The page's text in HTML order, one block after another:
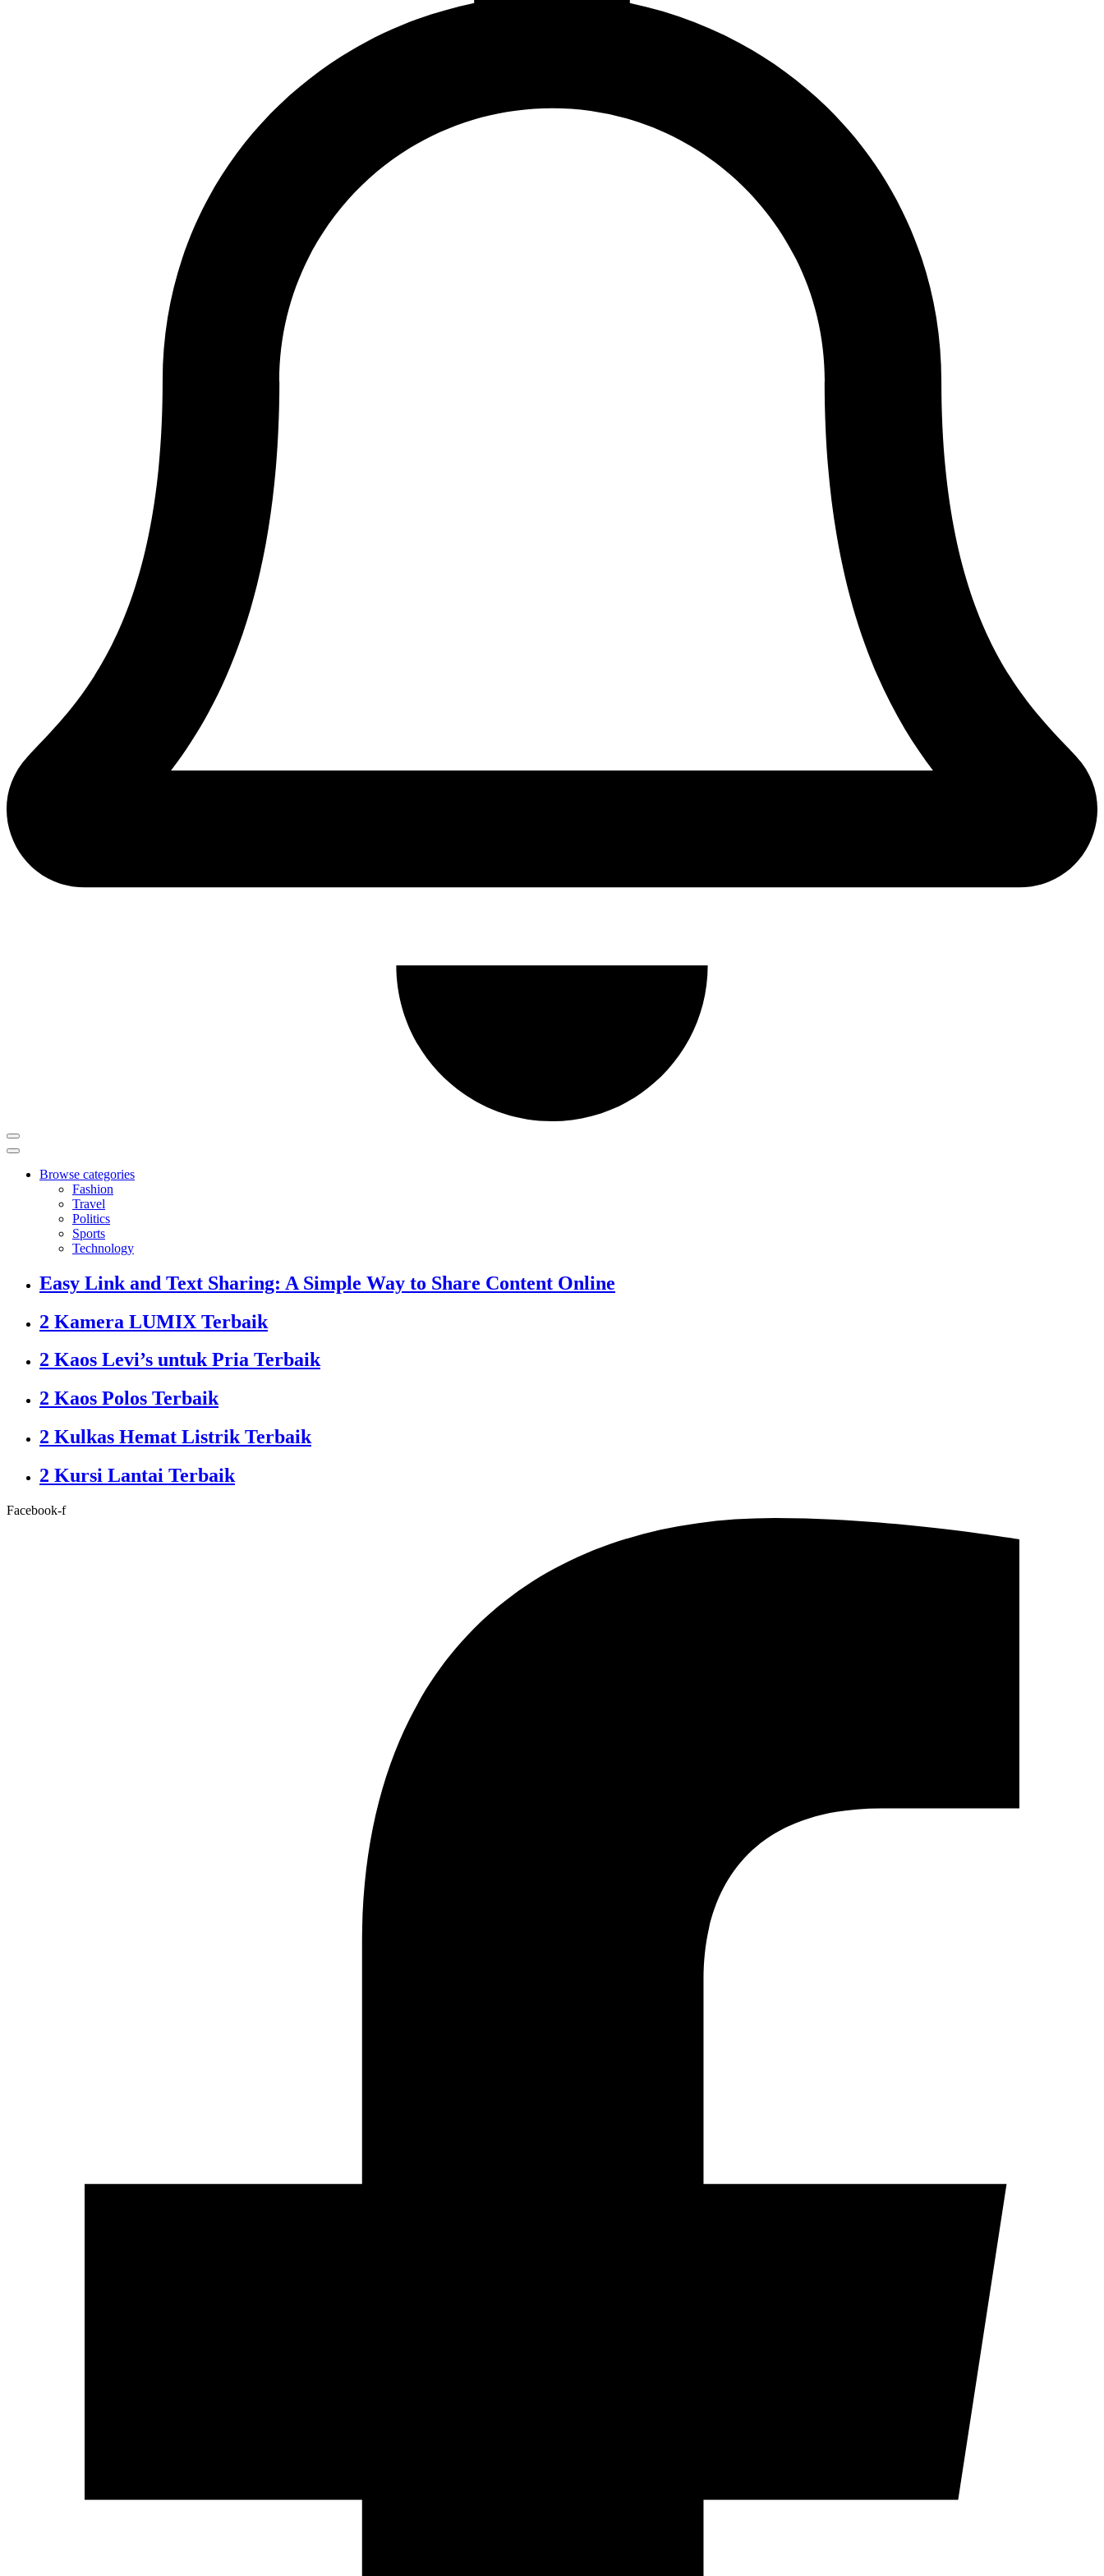
Browse categories
Fashion
Travel
Politics
Sports
Technology
Easy Link and Text Sharing: A Simple Way to Share Content Online
2 Kamera LUMIX Terbaik
2 Kaos Levi’s untuk Pria Terbaik
2 Kaos Polos Terbaik
2 Kulkas Hemat Listrik Terbaik
2 Kursi Lantai Terbaik
Facebook-f